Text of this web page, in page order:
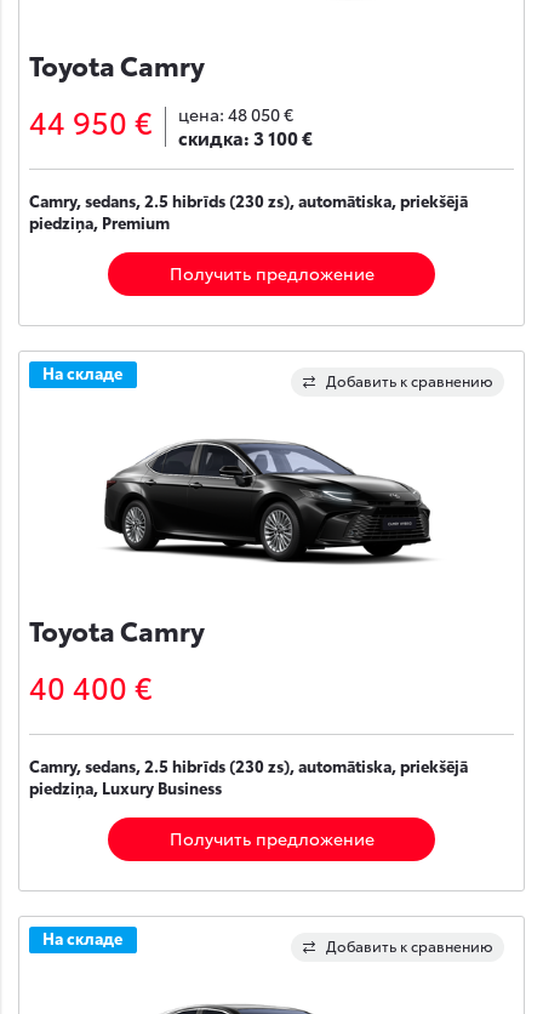
Toyota Camry
44 950 € цена: 48 050 €
скидка:3 100 €
Camry, sedans, 2.5 hibrīds (230 zs), automātiska, priekšējā
piedziņa, Premium
Получить предложение
Добавить к сравнению
На складе
Toyota Camry
40 400 €
Camry, sedans, 2.5 hibrīds (230 zs), automātiska, priekšējā
piedziņa, Luxury Business
Получить предложение
Добавить к сравнению
На складе